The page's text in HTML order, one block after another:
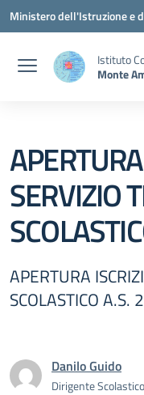
Vai ai contenuti
Vai al menu di navigazione
Vai al footer
Ministero dell'Istruzione e
Istituto
Monte
SERVIZIO
APERTURA
SCOLASTICO
Danilo Guido
Dirigente Scolastico